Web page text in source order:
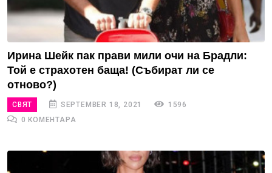
Ирина Шейк пак прави мили очи на Брадли:
Той е страхотен баща! (Събират ли се
отново?)
СВЯТ SEPTEMBER 18, 2021
1596
0 КОМЕНТАРА